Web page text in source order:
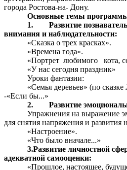
города Ростова-на- Дону.
Основные темы
1. Развитие
внимания и наблюдательности:
«Сказка о трех красках».
«Времена года».
«Портрет любимого кота,
«У нас сегодня праздник»
Уроки фантазии:
«Семья деревьев» (по
-«Если бы...»
2. Развитие
Упражнения на выражение
для снятия напряжения и развития
«Настроение».
«Что было вначале...»
3.Развитие личностной
адекватной самооценки:
«Прошлое, настоящее,